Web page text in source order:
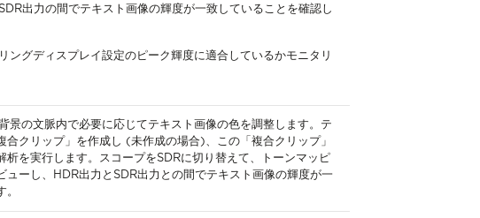
出力の間でテキスト画像の輝度が一致していることを確認し
ングディスプレイ設定のピーク輝度に適合しているかモニタリ
景の文脈内で必要に応じてテキスト画像の色を調整します。テ
合クリップ」を作成し (未作成の場合)、この「複合クリップ」
析を実行します。スコープをSDRに切り替えて、トーンマッピ
ューし、HDR出力とSDR出力との間でテキスト画像の輝度が一
。